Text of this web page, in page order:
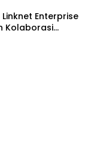
Enterprise
Kolaborasi